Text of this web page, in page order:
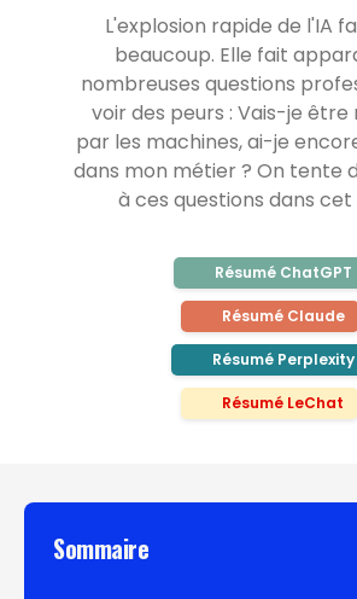
L'explosion rapide de l'IA
beaucoup. Elle fait
nombreuses questions
voir des peurs : Vais-je
par les machines, ai-je
dans mon métier ? On tente
à ces questions dans
Résumé ChatGPT
Résumé Claude
Résumé Perplexity
Résumé LeChat
Sommaire